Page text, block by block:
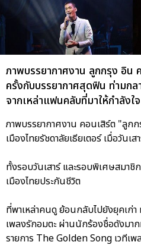
ภาพบรรยากาศงาน ลูกกรุง อิน
ครั้งกับบรรยากาศสุดฟิน ท่ามกล
จากเหล่าแฟนคลับที่มาให้กำลังใ
ภาพบรรยากาศงาน คอนเสิร์ต "ลูก
เมืองไทยรัชดาลัยเธียเตอร์ เมื่อวันเ
ทั้งรอบวันเสาร์ และรอบพิเศษสมาชิ
เมืองไทยประกันชีวิต
ที่พาเหล่าคนดู ย้อนกลับไปยังยุคเก่
เพลงรักอมตะ ผ่านนักร้องชื่อดังมา
รายการ The Golden Song เวทีเพ